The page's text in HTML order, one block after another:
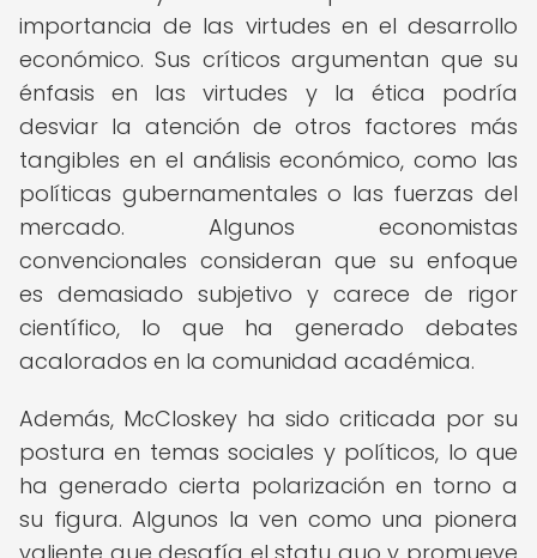
importancia de las virtudes en el desarrollo
económico. Sus críticos argumentan que su
énfasis en las virtudes y la ética podría
desviar la atención de otros factores más
tangibles en el análisis económico, como las
políticas gubernamentales o las fuerzas del
mercado. Algunos economistas
convencionales consideran que su enfoque
es demasiado subjetivo y carece de rigor
científico, lo que ha generado debates
acalorados en la comunidad académica.
Además, McCloskey ha sido criticada por su
postura en temas sociales y políticos, lo que
ha generado cierta polarización en torno a
su figura. Algunos la ven como una pionera